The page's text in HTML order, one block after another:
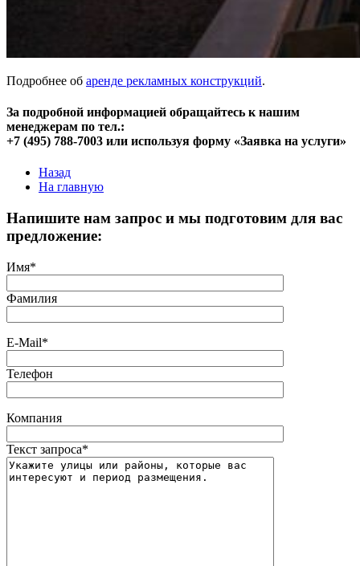
Подробнее об аренде рекламных конструкций.
За подробной информацией обращайтесь к нашим
менеджерам по тел.:
+7 (495) 788-7003 или используя форму «Заявка на услуги»
Назад
На главную
Напишите нам запрос и мы подготовим для вас
предложение:
Имя*
Фамилия
E-Mail*
Телефон
Компания
Текст запроса*